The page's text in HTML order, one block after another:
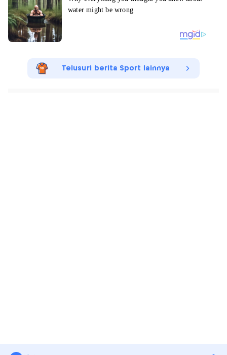
Telusuri berita Sport lainnya